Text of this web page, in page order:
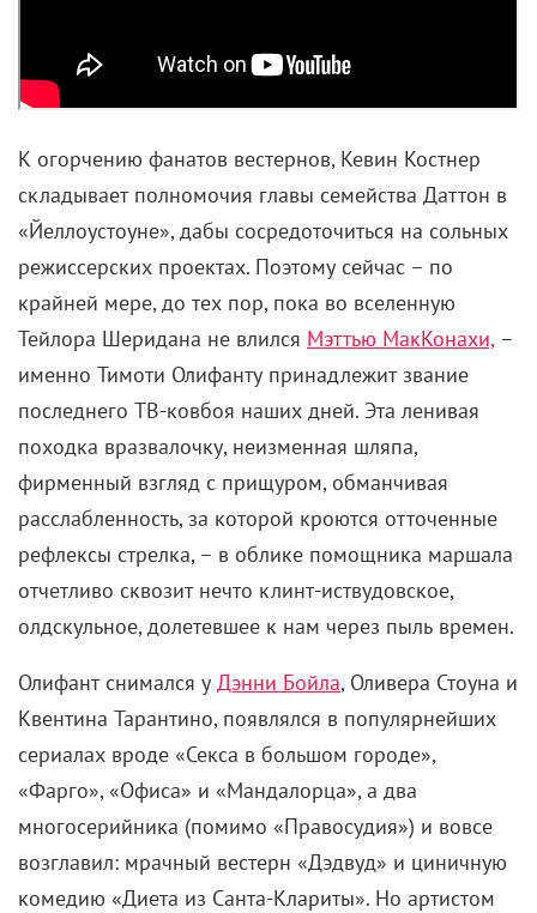
складывает полномочия главы семейства Даттон в
«Йеллоустоуне», дабы сосредоточиться на сольных
режиссерских проектах. Поэтому сейчас – по
крайней мере, до тех пор, пока во вселенную
Тейлора Шеридана не влилсяМэттью МакКонахи,
именно Тимоти Олифанту принадлежит звание
последнего ТВ-ковбоя наших дней. Эта ленивая
походка вразвалочку, неизменная шляпа,
фирменный взгляд с прищуром, обманчивая
расслабленность, за которой кроются отточенные
рефлексы стрелка, – в облике помощника маршала
отчетливо сквозит нечто клинт-иствудовское,
олдскульное, долетевшее к нам через пыль времен.
Квентина Тарантино, появлялся в популярнейших
сериалах вроде «Секса в большом городе»,
«Фарго», «Офиса» и «Мандалорца», а два
многосерийника (помимо «Правосудия») и вовсе
возглавил: мрачный вестерн «Дэдвуд» и циничную
комедию «Диета из Санта-Клариты». Но артистом
экстра-класса Тимоти, пожалуй, не назовешь. На его